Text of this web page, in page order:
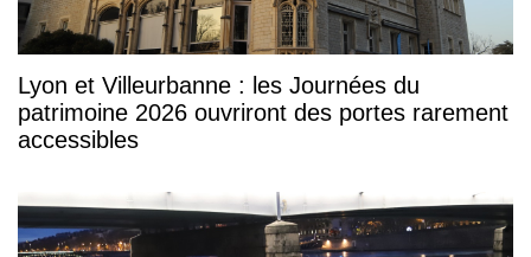
Lyon et Villeurbanne : les Journées du
patrimoine 2026 ouvriront des portes rarement
accessibles